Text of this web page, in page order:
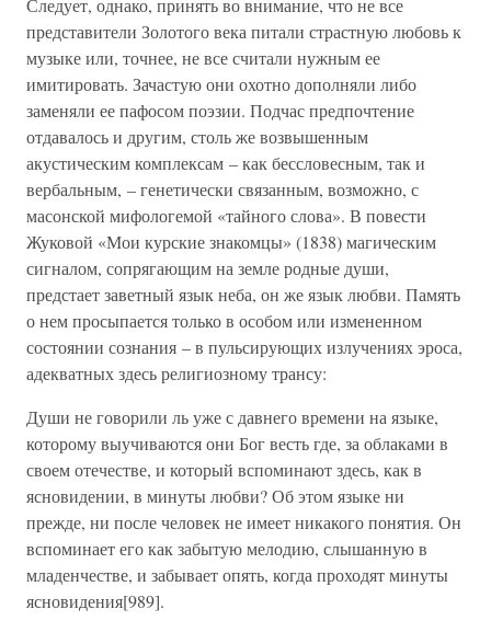
Следует, однако, принять во внимание, что не все
представители Золотого века питали страстную любовь к
музыке или, точнее, не все считали нужным ее
имитировать. Зачастую они охотно дополняли либо
заменяли ее пафосом поэзии. Подчас предпочтение
отдавалось и другим, столь же возвышенным
акустическим комплексам – как бессловесным, так и
вербальным, – генетически связанным, возможно, с
масонской мифологемой «тайного слова». В повести
Жуковой «Мои курские знакомцы» (1838) магическим
сигналом, сопрягающим на земле родные души,
предстает заветный язык неба, он же язык любви. Память
о нем просыпается только в особом или измененном
состоянии сознания – в пульсирующих излучениях эроса,
адекватных здесь религиозному трансу:
Души не говорили ль уже с давнего времени на языке,
которому выучиваются они Бог весть где, за облаками в
своем отечестве, и который вспоминают здесь, как в
ясновидении, в минуты любви? Об этом языке ни
прежде, ни после человек не имеет никакого понятия. Он
вспоминает его как забытую мелодию, слышанную в
младенчестве, и забывает опять, когда проходят минуты
ясновидения[989].